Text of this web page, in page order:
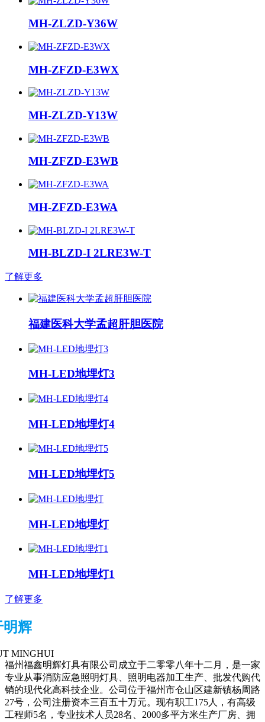
MH-ZLZD-Y36W
MH-ZFZD-E3WX
MH-ZLZD-Y13W
MH-ZFZD-E3WB
MH-ZFZD-E3WA
MH-BLZD-I 2LRE3W-T
了解更多
福建医科大学孟超肝胆医院
MH-LED地埋灯3
MH-LED地埋灯4
MH-LED地埋灯5
MH-LED地埋灯
MH-LED地埋灯1
了解更多
明辉
MINGHUI
福州福鑫明辉灯具有限公司成立于二零零八年十二月，是一家
专业从事消防应急照明灯具、照明电器加工生产、批发代购代
销的现代化高科技企业。公司位于福州市仓山区建新镇杨周路
27号，公司注册资本三百五十万元。现有职工175人，有高级
工程师5名，专业技术人员28名、2000多平方米生产厂房、拥